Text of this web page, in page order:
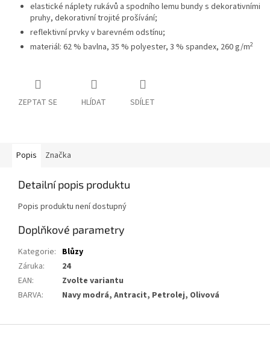
elastické náplety rukávů a spodního lemu bundy s dekorativními
pruhy, dekorativní trojité prošívání;
reflektivní prvky v barevném odstínu;
materiál: 62 % bavlna, 35 % polyester, 3 % spandex, 260 g/m2
ZEPTAT SE HLÍDAT SDÍLET
Popis Značka
Detailní popis produktu
Popis produktu není dostupný
Doplňkové parametry
Kategorie: Blůzy
Záruka:
24
EAN:
Zvolte variantu
BARVA: Navy modrá, Antracit, Petrolej, Olivová